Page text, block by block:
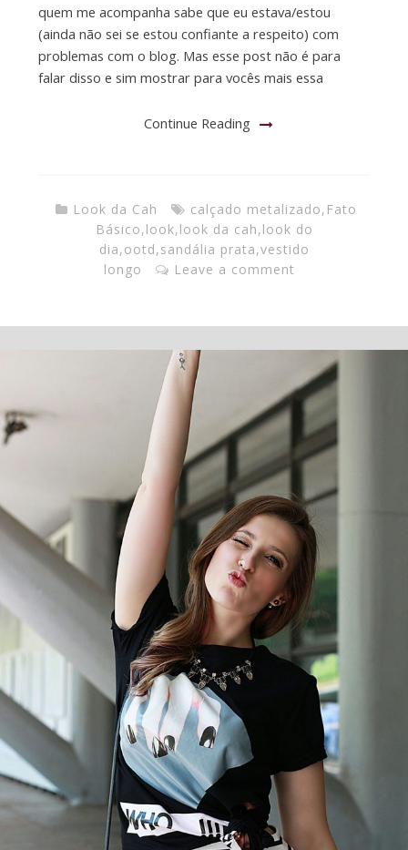
quem me acompanha sabe que eu estava/estou
(ainda não sei se estou confiante a respeito) com
problemas com o blog. Mas esse post não é para
falar disso e sim mostrar para vocês mais essa
Continue Reading
Look da Cah calçado metalizado, Fato
Básico,look,look da cah,look do
dia,ootd,sandália prata,vestido
longo
Leave a comment